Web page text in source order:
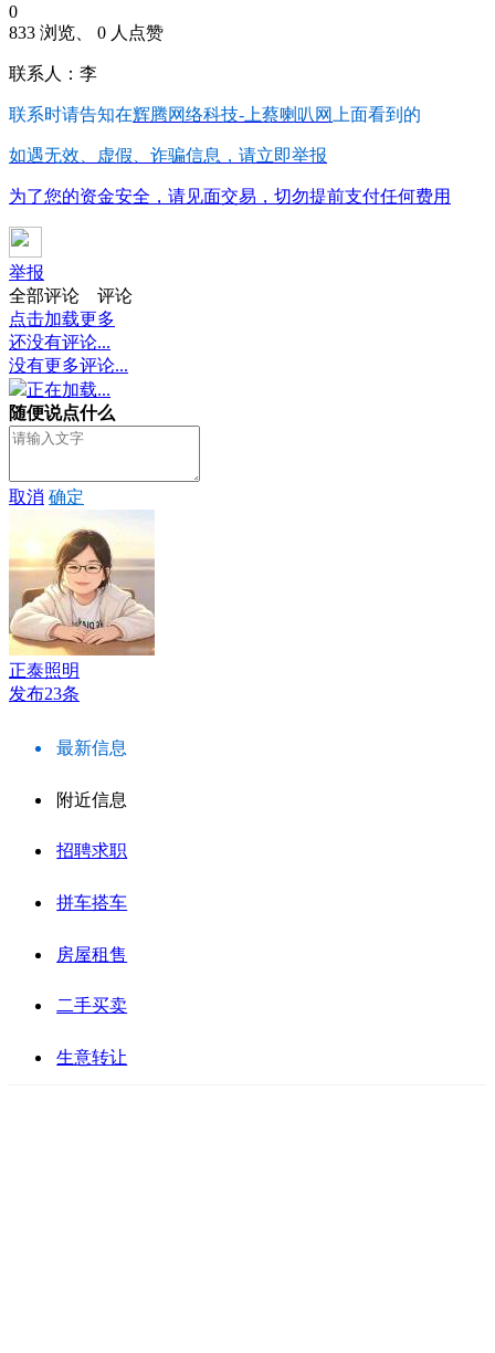
0
833 浏览、 0 人点赞
联系人：李
联系时请告知在辉腾网络科技-上蔡喇叭网 上面看到的
如遇无效、虚假、诈骗信息，请立即举报
为了您的资金安全，请见面交易，切勿提前支付任何费用
举报
全部评论
评论
点击加载更多
还没有评论...
没有更多评论...
正在加载...
随便说点什么
取消 确定
正泰照明
发布23条
最新信息
附近信息
招聘求职
拼车搭车
房屋租售
二手买卖
生意转让